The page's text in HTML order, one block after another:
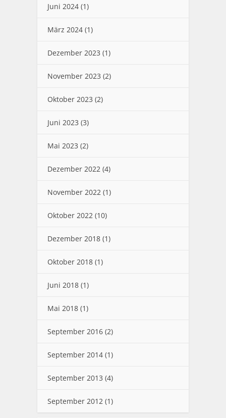
Juni 2024 (1)
März 2024 (1)
Dezember 2023 (1)
November 2023 (2)
Oktober 2023 (2)
Juni 2023 (3)
Mai 2023 (2)
Dezember 2022 (4)
November 2022 (1)
Oktober 2022 (10)
Dezember 2018 (1)
Oktober 2018 (1)
Juni 2018 (1)
Mai 2018 (1)
September 2016 (2)
September 2014 (1)
September 2013 (4)
September 2012 (1)